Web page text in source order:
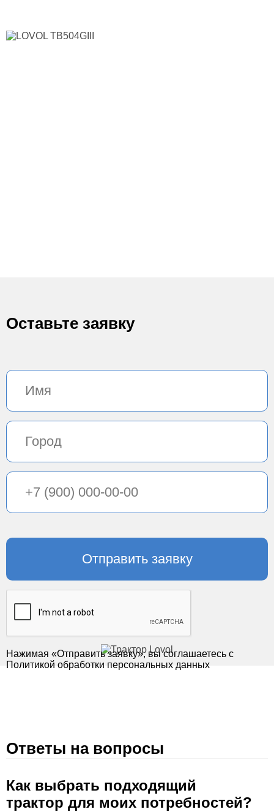
Оставьте заявку
Нажимая «Отправить заявку», вы соглашаетесь с
Политикой обработки персональных данных
Ответы на вопросы
Как выбрать подходящий
трактор для моих потребностей?